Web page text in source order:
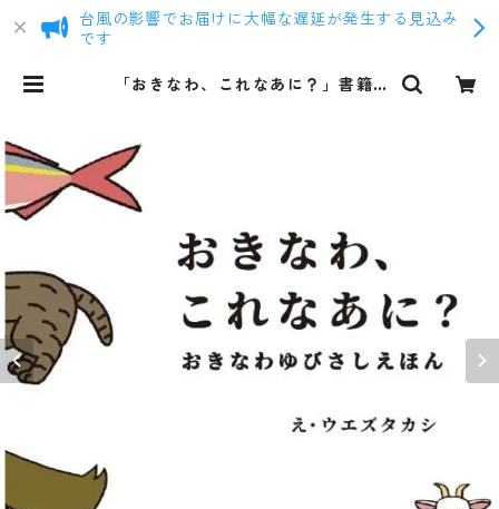
台風の影響でお届けに大幅な遅延が発生する見込み
です
「おきなわ、これなあに？」書籍 |